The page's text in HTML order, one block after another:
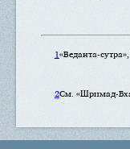
1«Веданта-
2См. «Шримад-